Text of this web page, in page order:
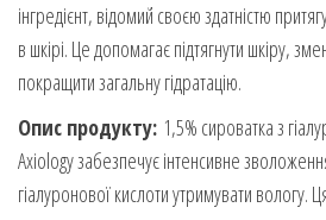
інгредієнт, відомий своєю здатністю
в шкірі. Це допомагає підтягнути шкіру,
покращити загальну гідратацію.
Опис продукту: 1,5% сироватка з
Axiology забезпечує інтенсивне
гіалуронової кислоти утримувати вологу.